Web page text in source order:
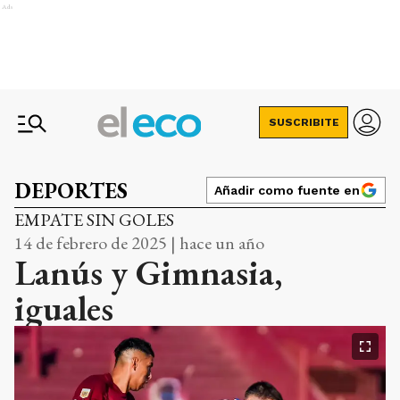
Ads
SUSCRIBITE
DEPORTES Añadir como fuente en
EMPATE SIN GOLES
14 de febrero de 2025 | hace un año
Lanús y Gimnasia,
iguales